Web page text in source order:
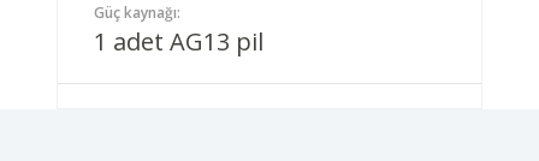
Güç kaynağı:
1 adet AG13 pil